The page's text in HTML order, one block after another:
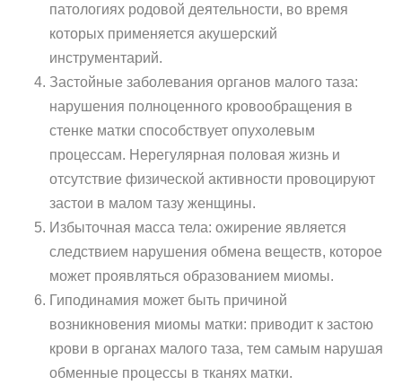
патологиях родовой деятельности, во время
которых применяется акушерский
инструментарий.
Застойные заболевания органов малого таза:
нарушения полноценного кровообращения в
стенке матки способствует опухолевым
процессам. Нерегулярная половая жизнь и
отсутствие физической активности провоцируют
застои в малом тазу женщины.
Избыточная масса тела: ожирение является
следствием нарушения обмена веществ, которое
может проявляться образованием миомы.
Гиподинамия может быть причиной
возникновения миомы матки: приводит к застою
крови в органах малого таза, тем самым нарушая
обменные процессы в тканях матки.